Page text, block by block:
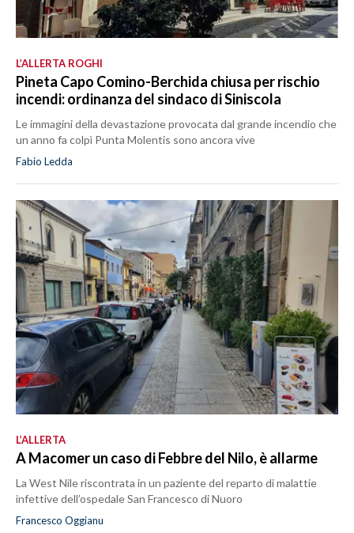
CALCIO REGIONALE
BASKET
VOLLEY
MOTORI
ALTRI SPORT
SPETTACOLI
GOSSIP
SALUTE
SARDEGNA TURISMO
SARDI NEL MONDO
NOTIZIE
EVENTI
#CARAUNIONE
3 MINUTI CON
INSULARITÀ
L’ALLERTA ROGHI
Pineta Capo Comino-Berchida chiusa per rischio
incendi: ordinanza del sindaco di Siniscola
Le immagini della devastazione provocata dal grande incendio che
un anno fa colpì Punta Molentis sono ancora vive
Fabio Ledda
L’ALLERTA
A Macomer un caso di Febbre del Nilo, è allarme
La West Nile riscontrata in un paziente del reparto di malattie
infettive dell’ospedale San Francesco di Nuoro
Francesco Oggianu